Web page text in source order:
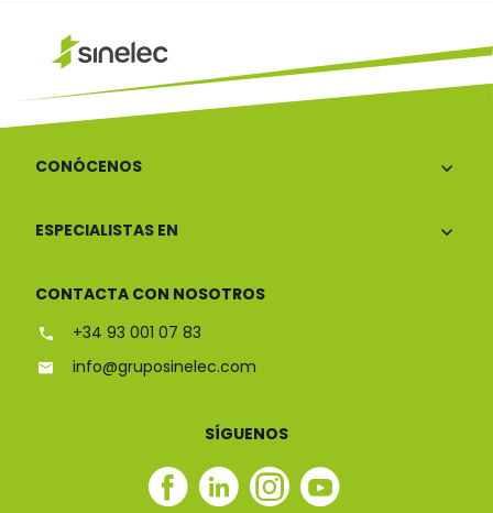
CONÓCENOS
ESPECIALISTAS EN
CONTACTA CON NOSOTROS
+34 93 001 07 83
info@gruposinelec.com
SÍGUENOS
Facebook
Linkedin
Instagram
Youtube